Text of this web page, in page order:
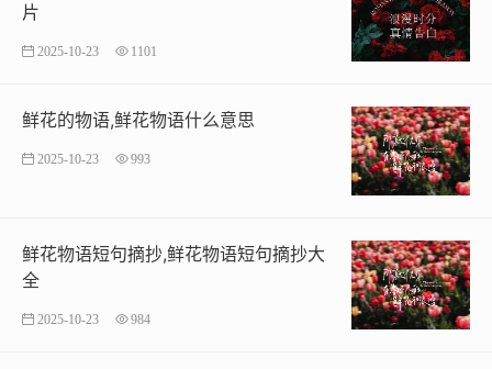
亲节时赠送康乃馨表达对母亲的感激之情。鲜花物语不仅
是一种物质的赠予，更是一种情感的交流和心灵的沟通。
鲜花物语也与艺术创作密切相关。许多诗人、画家和
音乐家都以鲜花为题材，创作出了许多优美的作品。鲜花
来源。通过鲜花物语，我们可以更好地理解和欣赏自然之
美和艺术之美。
鲜花物语是一种富有诗意和象征意义的交流方式，它不仅
片
2025-10-23 1101
鲜花的物语,鲜花物语什么意思
2025-10-23 993
鲜花物语短句摘抄,鲜花物语短句摘抄大
全
2025-10-23 984